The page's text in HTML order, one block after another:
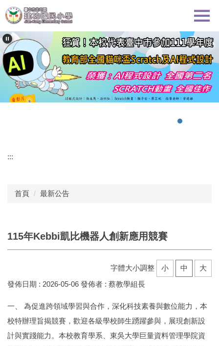
跳
到
要
內
容
區
:::
首頁 最新公告
115年Kebbi凱比機器人創新應用競賽
字體大小調整 小 中
大
發佈日期 : 2026-05-06 發佈者 : 蔡教學組長
一、 為促進跨領域學習與合作，深化科技素養與數位能力，本
校特辦理旨揭競賽，歡迎各級學校師生踴躍參與，展現創新設
計與實踐能力。本校教育學系、東吳大學巨量資料管理學院資